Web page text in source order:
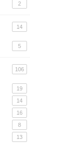
2
14
5
106
19
14
16
8
13